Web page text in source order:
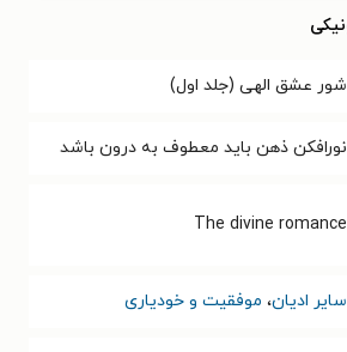
شور عشق الهی (جلد اول)
نورافکن ذهن باید معطوف به درون باشد
The divine romance
سایر ادیان، موفقیت و خودیاری